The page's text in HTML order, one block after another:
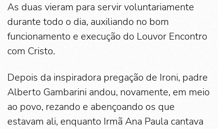
As duas vieram para servir voluntariamente
durante todo o dia, auxiliando no bom
funcionamento e execução do Louvor Encontro
com Cristo.
Depois da inspiradora pregação de Ironi, padre
Alberto Gambarini andou, novamente, em meio
ao povo, rezando e abençoando os que
estavam ali, enquanto Irmã Ana Paula cantava